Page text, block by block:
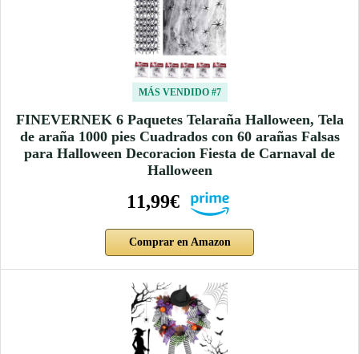
MÁS VENDIDO #7
FINEVERNEK 6 Paquetes Telaraña Halloween, Tela
de araña 1000 pies Cuadrados con 60 arañas Falsas
para Halloween Decoracion Fiesta de Carnaval de
Halloween
11,99€
Comprar en Amazon